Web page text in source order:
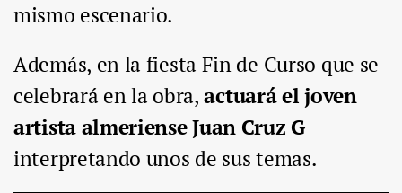
mismo escenario.
Además, en la fiesta Fin de Curso que se
celebrará en la obra,actuará el joven
artista almeriense Juan Cruz G
interpretando unos de sus temas.